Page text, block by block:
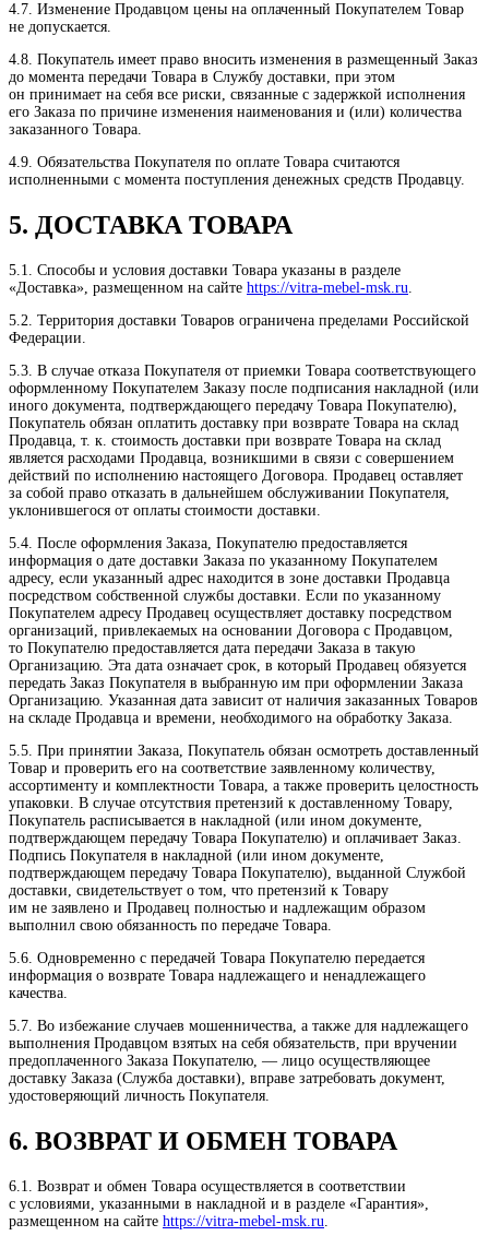
4.7. Изменение Продавцом цены на оплаченный Покупателем Товар
не допускается.
4.8. Покупатель имеет право вносить изменения в размещенный Заказ
до момента передачи Товара в Службу доставки, при этом
он принимает на себя все риски, связанные с задержкой исполнения
его Заказа по причине изменения наименования и (или) количества
заказанного Товара.
4.9. Обязательства Покупателя по оплате Товара считаются
исполненными с момента поступления денежных средств Продавцу.
5. ДОСТАВКА ТОВАРА
5.1. Способы и условия доставки Товара указаны в разделе
«Доставка», размещенном на сайте https://vitra-mebel-msk.ru.
5.2. Территория доставки Товаров ограничена пределами Российской
Федерации.
5.3. В случае отказа Покупателя от приемки Товара соответствующего
оформленному Покупателем Заказу после подписания накладной (или
иного документа, подтверждающего передачу Товара Покупателю),
Покупатель обязан оплатить доставку при возврате Товара на склад
Продавца, т. к. стоимость доставки при возврате Товара на склад
является расходами Продавца, возникшими в связи с совершением
действий по исполнению настоящего Договора. Продавец оставляет
за собой право отказать в дальнейшем обслуживании Покупателя,
уклонившегося от оплаты стоимости доставки.
5.4. После оформления Заказа, Покупателю предоставляется
информация о дате доставки Заказа по указанному Покупателем
адресу, если указанный адрес находится в зоне доставки Продавца
посредством собственной службы доставки. Если по указанному
Покупателем адресу Продавец осуществляет доставку посредством
организаций, привлекаемых на основании Договора с Продавцом,
то Покупателю предоставляется дата передачи Заказа в такую
Организацию. Эта дата означает срок, в который Продавец обязуется
передать Заказ Покупателя в выбранную им при оформлении Заказа
Организацию. Указанная дата зависит от наличия заказанных Товаров
на складе Продавца и времени, необходимого на обработку Заказа.
5.5. При принятии Заказа, Покупатель обязан осмотреть доставленный
Товар и проверить его на соответствие заявленному количеству,
ассортименту и комплектности Товара, а также проверить целостность
упаковки. В случае отсутствия претензий к доставленному Товару,
Покупатель расписывается в накладной (или ином документе,
подтверждающем передачу Товара Покупателю) и оплачивает Заказ.
Подпись Покупателя в накладной (или ином документе,
подтверждающем передачу Товара Покупателю), выданной Службой
доставки, свидетельствует о том, что претензий к Товару
им не заявлено и Продавец полностью и надлежащим образом
выполнил свою обязанность по передаче Товара.
5.6. Одновременно с передачей Товара Покупателю передается
информация о возврате Товара надлежащего и ненадлежащего
качества.
5.7. Во избежание случаев мошенничества, а также для надлежащего
выполнения Продавцом взятых на себя обязательств, при вручении
предоплаченного Заказа Покупателю, — лицо осуществляющее
доставку Заказа (Служба доставки), вправе затребовать документ,
удостоверяющий личность Покупателя.
6. ВОЗВРАТ И ОБМЕН ТОВАРА
6.1. Возврат и обмен Товара осуществляется в соответствии
с условиями, указанными в накладной и в разделе «Гарантия»,
размещенном на сайте https://vitra-mebel-msk.ru